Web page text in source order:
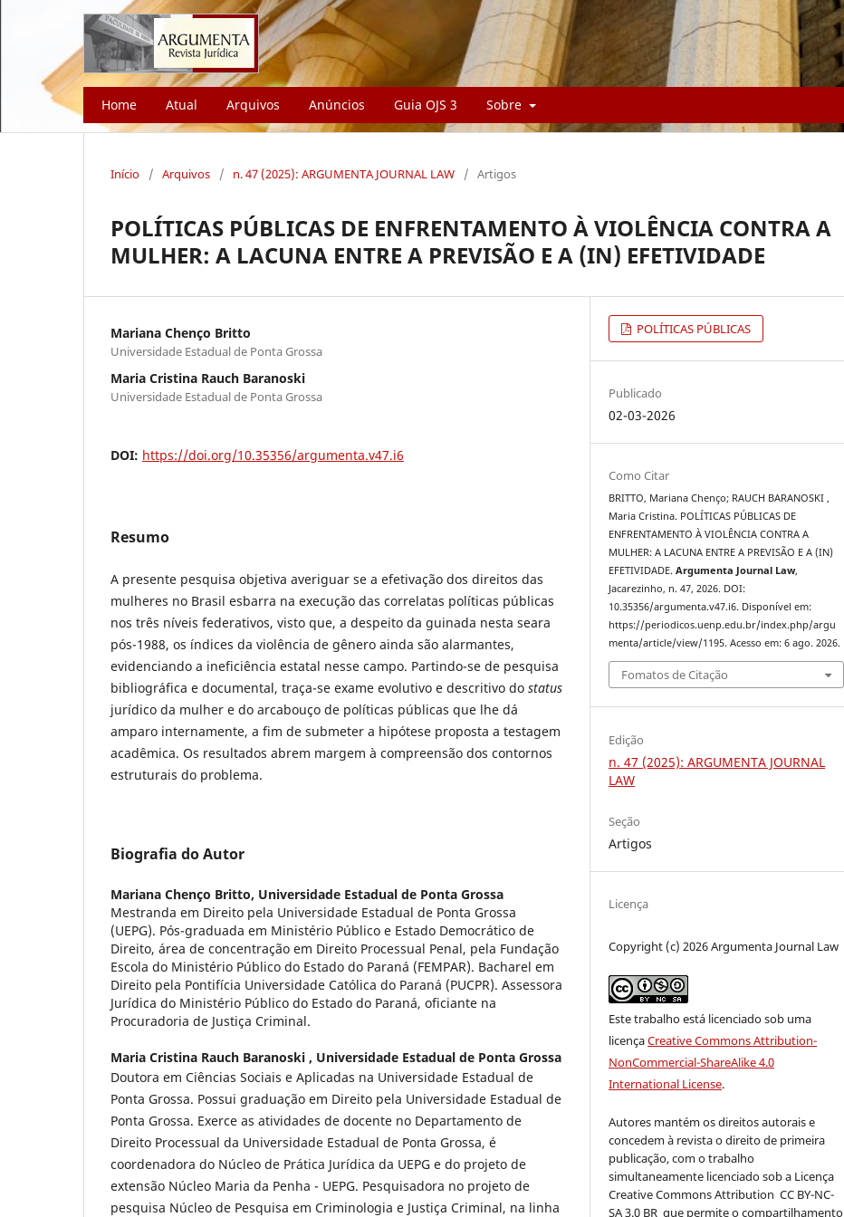
Home Atual Arquivos Anúncios Guia OJS 3 Sobre
Início / Arquivos / n. 47 (2025): ARGUMENTA JOURNAL LAW / Artigos
POLÍTICAS PÚBLICAS DE ENFRENTAMENTO À VIOLÊNCIA CONTRA A
MULHER: A LACUNA ENTRE A PREVISÃO E A (IN) EFETIVIDADE
Mariana Chenço Britto
Universidade Estadual de Ponta Grossa
Maria Cristina Rauch Baranoski
Universidade Estadual de Ponta Grossa
DOI: https://doi.org/10.35356/argumenta.v47.i6
Resumo
A presente pesquisa objetiva averiguar se a efetivação dos direitos das
mulheres no Brasil esbarra na execução das correlatas políticas públicas
nos três níveis federativos, visto que, a despeito da guinada nesta seara
pós-1988, os índices da violência de gênero ainda são alarmantes,
evidenciando a ineficiência estatal nesse campo. Partindo-se de pesquisa
bibliográfica e documental, traça-se exame evolutivo e descritivo do status
jurídico da mulher e do arcabouço de políticas públicas que lhe dá
amparo internamente, a fim de submeter a hipótese proposta a testagem
acadêmica. Os resultados abrem margem à compreensão dos contornos
estruturais do problema.
Biografia do Autor
Mariana Chenço Britto, Universidade Estadual de Ponta Grossa
Mestranda em Direito pela Universidade Estadual de Ponta Grossa
(UEPG). Pós-graduada em Ministério Público e Estado Democrático de
Direito, área de concentração em Direito Processual Penal, pela Fundação
Escola do Ministério Público do Estado do Paraná (FEMPAR). Bacharel em
Direito pela Pontifícia Universidade Católica do Paraná (PUCPR). Assessora
Jurídica do Ministério Público do Estado do Paraná, oficiante na
Procuradoria de Justiça Criminal.
Maria Cristina Rauch Baranoski , Universidade Estadual de Ponta Grossa
Doutora em Ciências Sociais e Aplicadas na Universidade Estadual de
Ponta Grossa. Possui graduação em Direito pela Universidade Estadual de
Ponta Grossa. Exerce as atividades de docente no Departamento de
Direito Processual da Universidade Estadual de Ponta Grossa, é
coordenadora do Núcleo de Prática Jurídica da UEPG e do projeto de
extensão Núcleo Maria da Penha - UEPG. Pesquisadora no projeto de
pesquisa Núcleo de Pesquisa em Criminologia e Justiça Criminal, na linha
POLÍTICAS PÚBLICAS
Publicado
02-03-2026
Como Citar
BRITTO, Mariana Chenço; RAUCH BARANOSKI ,
Maria Cristina. POLÍTICAS PÚBLICAS DE
ENFRENTAMENTO À VIOLÊNCIA CONTRA A
MULHER: A LACUNA ENTRE A PREVISÃO E A (IN)
EFETIVIDADE.Argumenta Journal Law,
Jacarezinho, n. 47, 2026. DOI:
10.35356/argumenta.v47.i6. Disponível em:
https://periodicos.uenp.edu.br/index.php/argu
menta/article/view/1195. Acesso em: 6 ago. 2026.
Fomatos de Citação
Edição
n. 47 (2025): ARGUMENTA JOURNAL
LAW
Seção
Artigos
Licença
Copyright (c) 2026 Argumenta Journal Law
Este trabalho está licenciado sob uma
licençaCreative Commons Attribution-
NonCommercial-ShareAlike 4.0
International License.
Autores mantém os direitos autorais e
concedem à revista o direito de primeira
publicação, com o trabalho
simultaneamente licenciado sob a Licença
Creative Commons Attribution CC BY-NC-
SA 3.0 BR que permite o compartilhamento